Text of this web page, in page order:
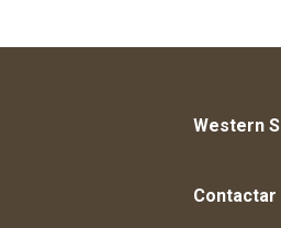
Western
Contactar